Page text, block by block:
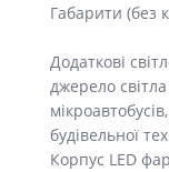
Габарити (без
Додаткові
джерело
будівельної
Корпус LED